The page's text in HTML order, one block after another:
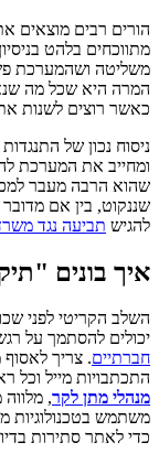
הורים רבים מוצאים
מתווכחים בלהט
משליטה ושהמערכת
המרה היא שכל מה
כאשר רוצים לשנות
ניסוח נכון של
ומחייב את המערכת
שהוא הרבה מעבר
שננקוט, בין אם מדובר
להגיש תביעה נגד
איך בונים
השלב הקריטי לפני
יכולים להסתמך על
חברתיים. צריך
התכתבויות מייל
מנהלי מתן לקר,
משתמש בטכנולוגיות
כדי לאתר סתירות